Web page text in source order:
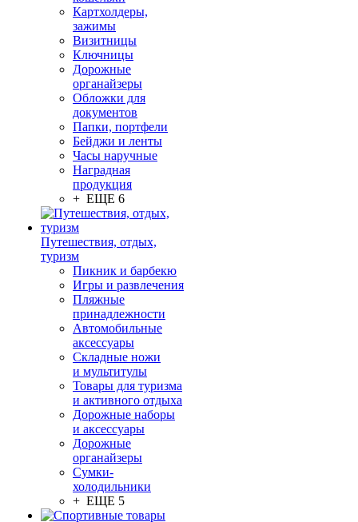
Картхолдеры,
зажимы
Визитницы
Ключницы
Дорожные
органайзеры
Обложки для
документов
Папки, портфели
Бейджи и ленты
Часы наручные
Наградная
продукция
+ ЕЩЕ 6
Путешествия, отдых,
туризм
Пикник и барбекю
Игры и развлечения
Пляжные
принадлежности
Автомобильные
аксессуары
Складные ножи
и мультитулы
Товары для туризма
и активного отдыха
Дорожные наборы
и аксессуары
Дорожные
органайзеры
Сумки-
холодильники
+ ЕЩЕ 5